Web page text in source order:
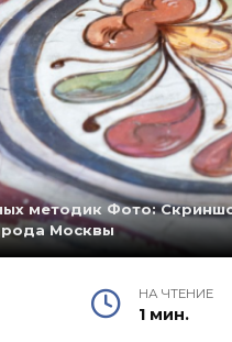
методик Фото:
Москвы
НА ЧТЕНИЕ
1 мин.